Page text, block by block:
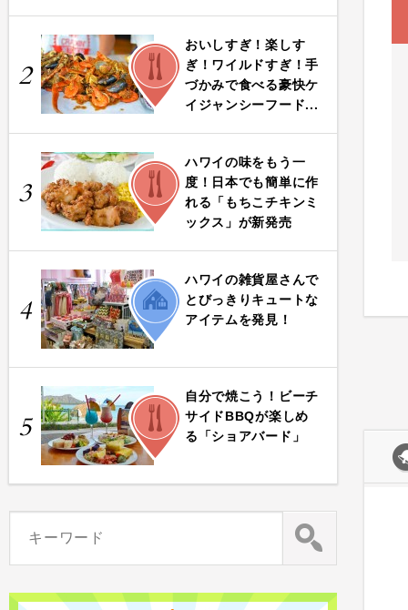
2
FOOD
おいしすぎ！楽しす
ぎ！ワイルドすぎ！手
づかみで食べる豪快ケ
イジャンシーフード...
3
FOOD
ハワイの味をもう一
度！日本でも簡単に作
れる「もちこチキンミ
ックス」が新発売
4
LIFE
ハワイの雑貨屋さんで
とびっきりキュートな
アイテムを発見！
5
FOOD
自分で焼こう！ビーチ
サイドBBQが楽しめ
る「ショアバード」